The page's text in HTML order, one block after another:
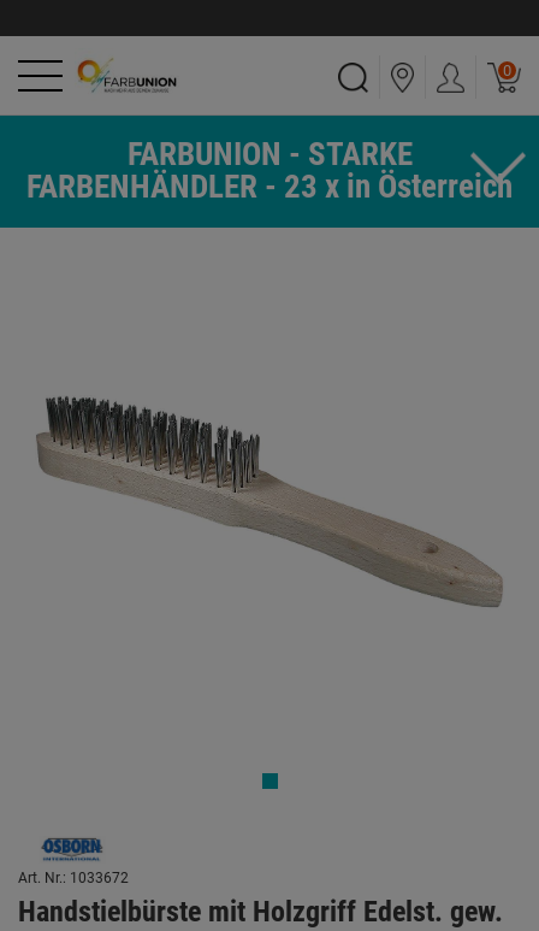
0
FARBUNION - STARKE
FARBENHÄNDLER - 23 x in Österreich
Art. Nr.: 1033672
Handstielbürste mit Holzgriff Edelst. gew.